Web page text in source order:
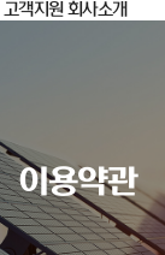
고객지원 회사소개
이용약관